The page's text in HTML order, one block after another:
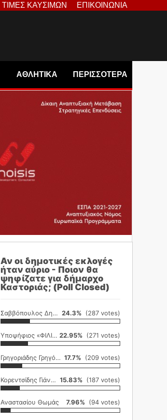
ΤΙΜΕΣ ΚΑΥΣΙΜΩΝ ΕΠΙΚΟΙΝΩΝΙΑ
ΑΘΛΗΤΙΚΑ ΠΕΡΙΣΣΟΤΕΡΑ
Αν οι δημοτικές εκλογές
ήταν αύριο - Ποιον θα
ψηφίζατε για δήμαρχο
Καστοριάς; (Poll Closed)
Σαββόπουλος Δημήτρης 24.3% (287 votes)
Υποψήφιος «ΦΙΛΙΚΗ ΕΤΑΙΡΕΙΑ» 22.95% (271 votes)
Γρηγοριάδης Γρηγόρης 17.7% (209 votes)
Κορεντσίδης Γιάννης 15.83% (187 votes)
Αναστασίου Θωμάς 7.96% (94 votes)